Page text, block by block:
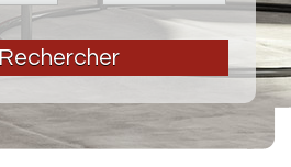
Rechercher